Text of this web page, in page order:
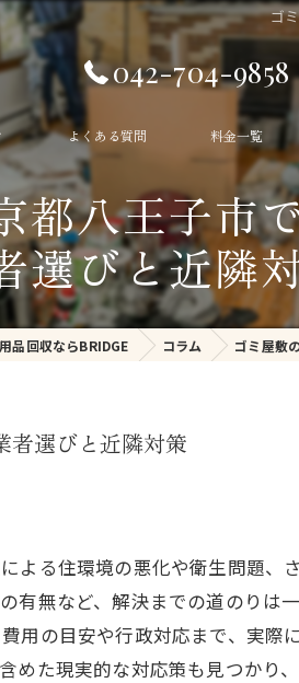
ゴ
042-704-9858
よくある質問 料金一覧
生前整理
遺品整理
ゴミ部屋
ゴミ屋敷
都八王子市
選びと近隣
品回収ならBRIDGE コラム ゴミ屋敷
者選びと近隣対策
よる住環境の悪化や衛生問題、
有無など、解決までの道のりは
用の目安や行政対応まで、実際
た現実的な対応策も見つかり